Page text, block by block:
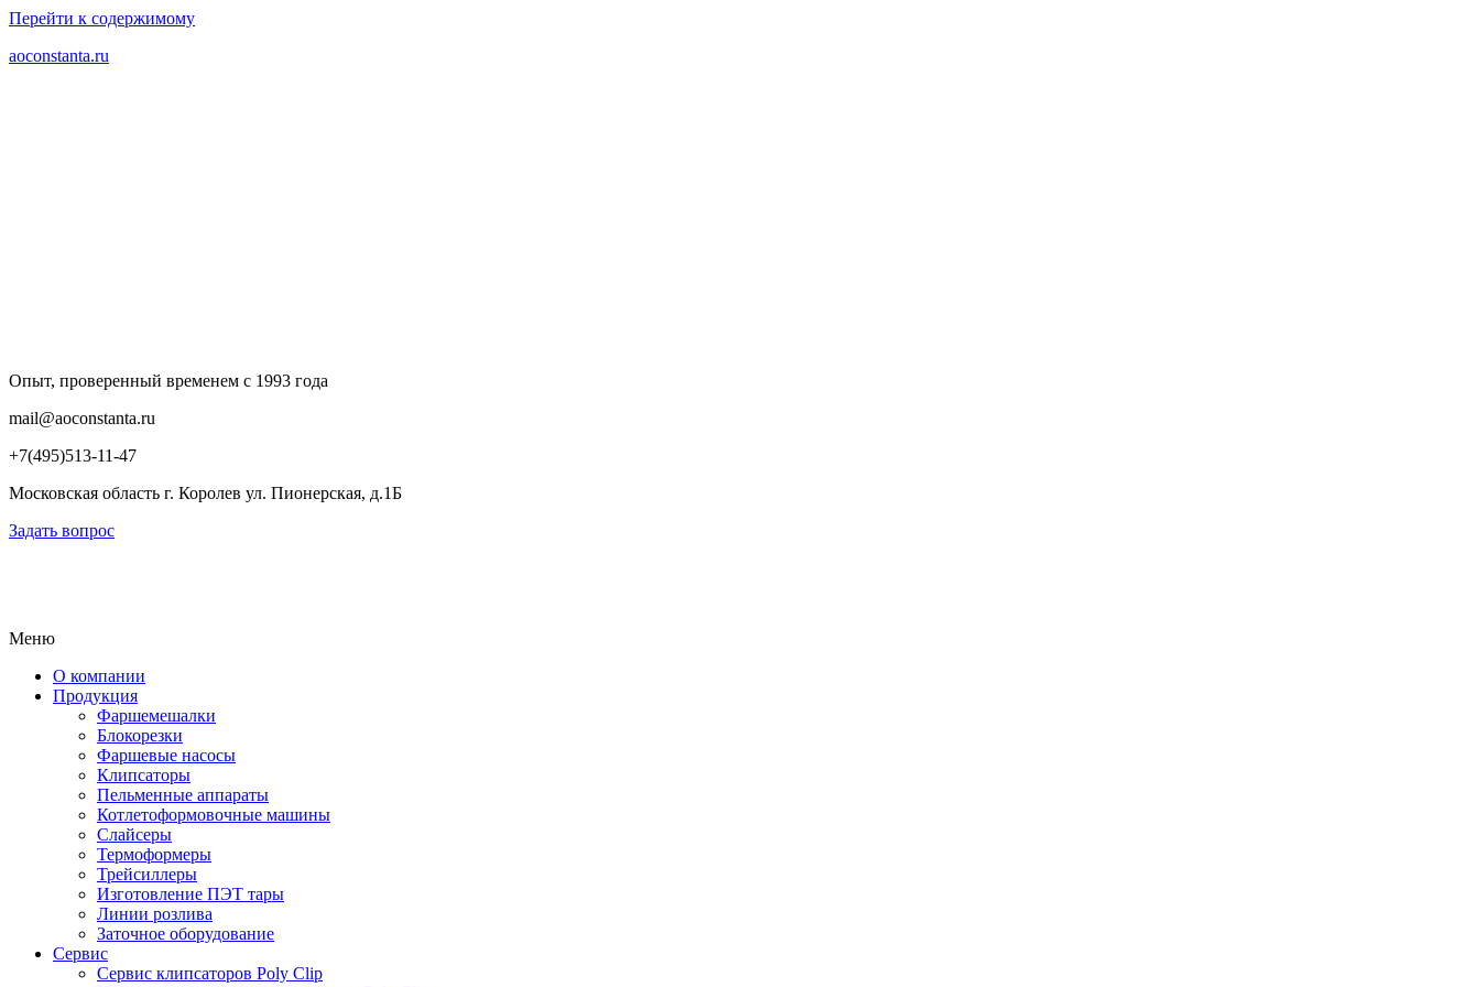
Перейти к содержимому
aoconstanta.ru
Опыт, проверенный временем с 1993 года
mail@aoconstanta.ru
+7(495)513-11-47
Московская область г. Королев ул. Пионерская, д.1Б
Задать вопрос
Меню
О компании
Продукция
Фаршемешалки
Блокорезки
Фаршевые насосы
Клипсаторы
Пельменные аппараты
Котлетоформовочные машины
Слайсеры
Термоформеры
Трейсиллеры
Изготовление ПЭТ тары
Линии розлива
Заточное оборудование
Сервис
Сервис клипсаторов Poly Clip